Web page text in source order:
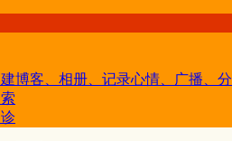
博客、相册、记录心情、广播、